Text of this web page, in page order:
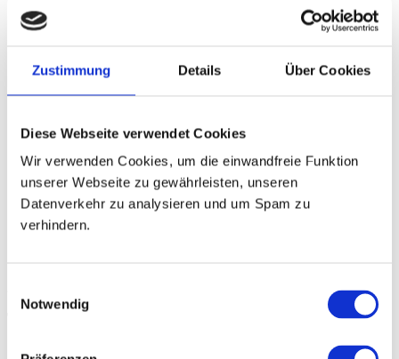
Zustimmung Details Über Cookies
Diese Webseite verwendet Cookies
Wir verwenden Cookies, um die einwandfreie Funktion
unserer Webseite zu gewährleisten, unseren
Datenverkehr zu analysieren und um Spam zu
verhindern.
Notwendig
Trainingsfläche / Fitness
Mo - Fr